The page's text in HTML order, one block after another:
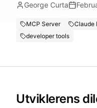
George Curta
MCP Server Claude
developer tools
Utviklerens